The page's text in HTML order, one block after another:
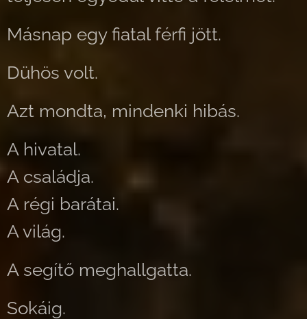
Másnap egy fiatal férfi jött.
Dühös volt.
Azt mondta, mindenki hibás.
A hivatal.
A családja.
A régi barátai.
A világ.
A segítő meghallgatta.
Sokáig.